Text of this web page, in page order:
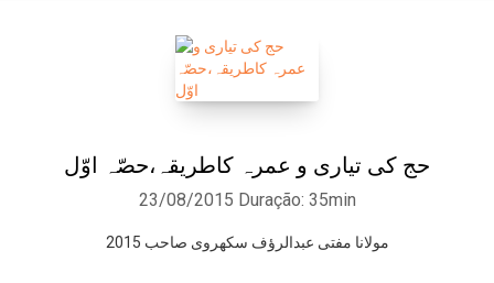
حج کی تیاری و عمرہ کاطریقہ،حصّہ اوّل
23/08/2015 Duração: 35min
مولانا مفتی عبدالرﺅف سکھروی صاحب 2015